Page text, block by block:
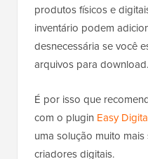
produtos físicos e
inventário podem
desnecessária se você
arquivos para download.
É por isso que
com o plugin Easy
uma solução muito
criadores digitais.